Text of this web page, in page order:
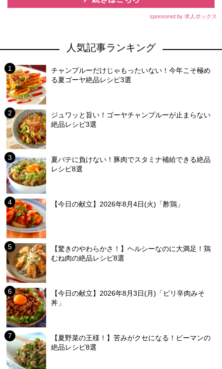
sponsored by 求人ボックス
人気記事ランキング
チャンプルーだけじゃもったいない！今年こそ極め
る夏ゴーヤ絶品レシピ3選
ジュワッと旨い！ゴーヤチャンプルーが止まらない
絶品レシピ3選
夏バテに負けない！豚肉でスタミナ補給できる絶品
レシピ8選
【今日の献立】2026年8月4日(火)「酢鶏」
【驚きのやわらかさ！】ヘルシーなのに大満足！鶏
むね肉の絶品レシピ8選
【今日の献立】2026年8月3日(月)「ピリ辛肉みそ
丼」
【夏野菜の王様！】苦みがクセになる！ピーマンの
絶品レシピ8選